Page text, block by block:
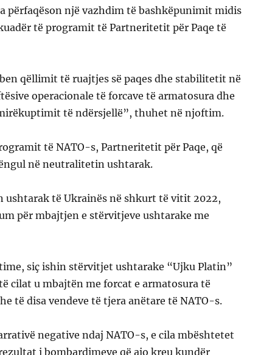
përfaqëson një vazhdim të bashkëpunimit midis
të programit të Partneritetit për Paqe të
qëllimit të ruajtjes së paqes dhe stabilitetit në
operacionale të forcave të armatosura dhe
të ndërsjellë”, thuhet në njoftim.
të NATO-s, Partneritetit për Paqe, që
në neutralitetin ushtarak.
ushtarak të Ukrainës në shkurt të vitit 2022,
për mbajtjen e stërvitjeve ushtarake me
siç ishin stërvitjet ushtarake “Ujku Platin”
cilat u mbajtën me forcat e armatosura të
të disa vendeve të tjera anëtare të NATO-s.
negative ndaj NATO-s, e cila mbështetet
i bombardimeve që ajo kreu kundër